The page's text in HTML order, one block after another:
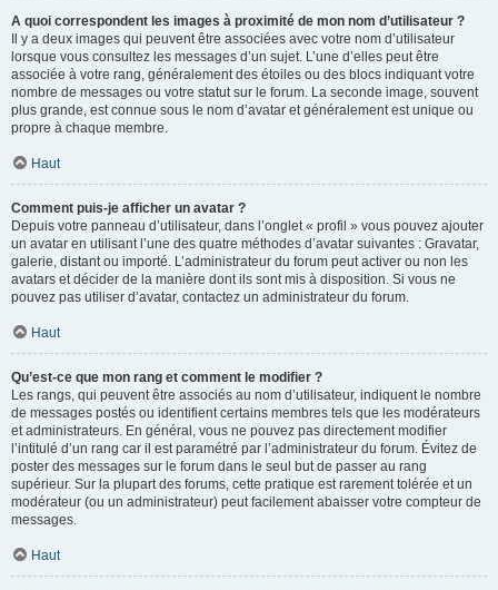
A quoi correspondent les images à proximité de mon nom d’utilisateur ?
Il y a deux images qui peuvent être associées avec votre nom d’utilisateur
lorsque vous consultez les messages d’un sujet. L’une d’elles peut être
associée à votre rang, généralement des étoiles ou des blocs indiquant votre
nombre de messages ou votre statut sur le forum. La seconde image, souvent
plus grande, est connue sous le nom d’avatar et généralement est unique ou
propre à chaque membre.
Haut
Comment puis-je afficher un avatar ?
Depuis votre panneau d’utilisateur, dans l’onglet « profil » vous pouvez ajouter
un avatar en utilisant l’une des quatre méthodes d’avatar suivantes : Gravatar,
galerie, distant ou importé. L’administrateur du forum peut activer ou non les
avatars et décider de la manière dont ils sont mis à disposition. Si vous ne
pouvez pas utiliser d’avatar, contactez un administrateur du forum.
Haut
Qu’est-ce que mon rang et comment le modifier ?
Les rangs, qui peuvent être associés au nom d’utilisateur, indiquent le nombre
de messages postés ou identifient certains membres tels que les modérateurs
et administrateurs. En général, vous ne pouvez pas directement modifier
l’intitulé d’un rang car il est paramétré par l’administrateur du forum. Évitez de
poster des messages sur le forum dans le seul but de passer au rang
supérieur. Sur la plupart des forums, cette pratique est rarement tolérée et un
modérateur (ou un administrateur) peut facilement abaisser votre compteur de
messages.
Haut